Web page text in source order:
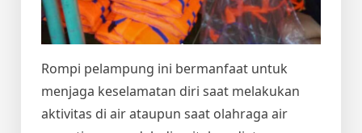
Rompi pelampung ini bermanfaat untuk
menjaga keselamatan diri saat melakukan
aktivitas di air ataupun saat olahraga air